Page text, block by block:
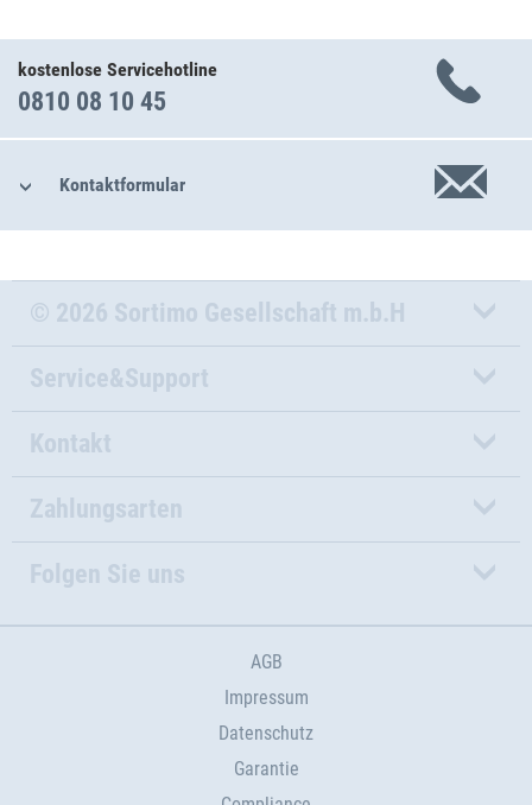
kostenlose Servicehotline
0810 08 10 45
Kontaktformular
© 2026 Sortimo Gesellschaft m.b.H
Service&Support
Kontakt
Zahlungsarten
Folgen Sie uns
AGB
Impressum
Datenschutz
Garantie